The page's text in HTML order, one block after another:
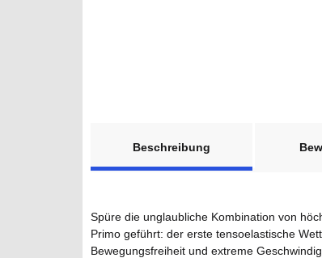
Beschreibung
Spüre die unglaubliche Kombination von
Primo geführt: der erste tensoelastische
Bewegungsfreiheit und extreme